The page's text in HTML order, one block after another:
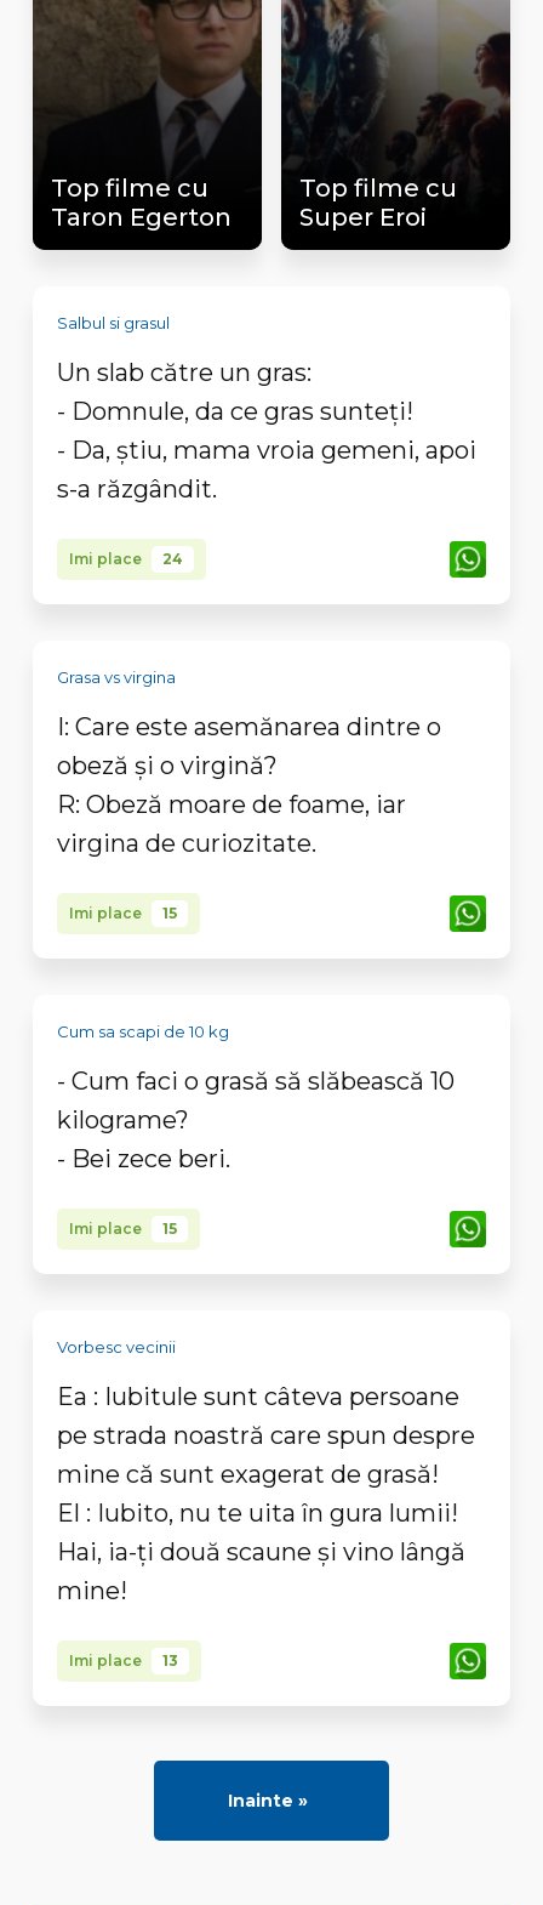
Top filme cu
Taron Egerton
Top filme cu
Super Eroi
Salbul si grasul
Un slab către un gras:
- Domnule, da ce gras sunteți!
- Da, știu, mama vroia gemeni, apoi
s-a răzgândit.
Imi place 24
Grasa vs virgina
I: Care este asemănarea dintre o
obeză și o virgină?
R: Obeză moare de foame, iar
virgina de curiozitate.
Imi place 15
Cum sa scapi de 10 kg
- Cum faci o grasă să slăbească 10
kilograme?
- Bei zece beri.
Imi place 15
Vorbesc vecinii
Ea : Iubitule sunt câteva persoane
pe strada noastră care spun despre
mine că sunt exagerat de grasă!
El : Iubito, nu te uita în gura lumii!
Hai, ia-ți două scaune și vino lângă
mine!
Imi place 13
Inainte »